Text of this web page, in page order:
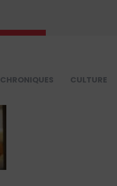
CHRONIQUES CULTURE